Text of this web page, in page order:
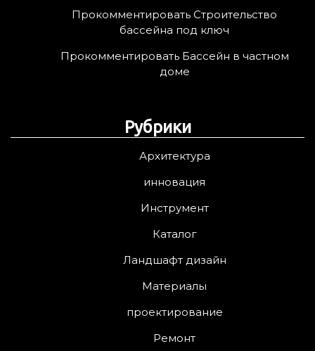
Прокомментировать Строительство
бассейна под ключ
Прокомментировать Бассейн в частном
доме
Рубрики
Архитектура
инновация
Инструмент
Каталог
Ландшафт дизайн
Материалы
проектирование
Ремонт